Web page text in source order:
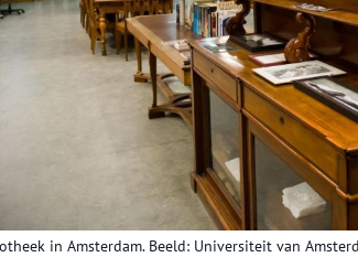
in Amsterdam. Beeld: Universiteit van